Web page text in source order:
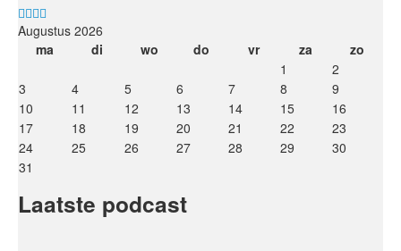
Augustus 2026
ma
di wo do vr za
zo
1
2
3
4 5 6 7 8
9
10
11 12 13 14 15
16
17
18 19 20 21 22
23
24
25 26 27 28 29
30
31
Laatste podcast